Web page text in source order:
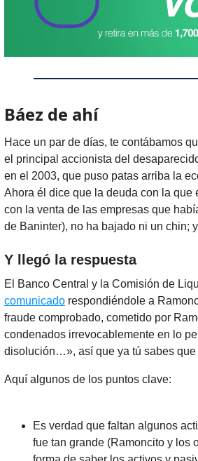
Báez de ahí
Hace un par de días, te contábamos
el principal accionista del
en el 2003, que puso patas arriba la
Ahora él dice que la deuda con la
con la venta de las empresas que
de Baninter), no ha bajado ni un chin;
Y llegó la respuesta
El Banco Central y la Comisión de
comunicado respondiéndole a
fraude comprobado, cometido por
condenados irrevocablemente en lo
disolución…», así que ya tú sabes
Aquí algunos de los puntos clave:
Es verdad que faltan algunos
fue tan grande (Ramoncito y los